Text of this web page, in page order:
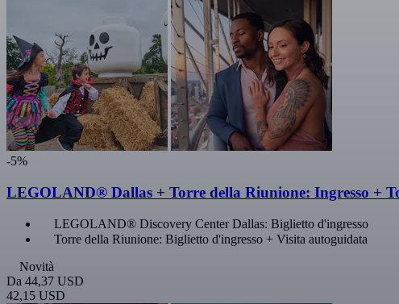
-5%
LEGOLAND® Dallas + Torre della Riunione: Ingresso +
LEGOLAND® Discovery Center Dallas: Biglietto d'ingresso
Torre della Riunione: Biglietto d'ingresso + Visita autoguidata
Novità
Da 44,37 USD
42,15 USD